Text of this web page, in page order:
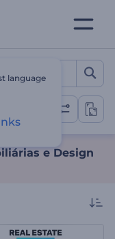
e Design
language